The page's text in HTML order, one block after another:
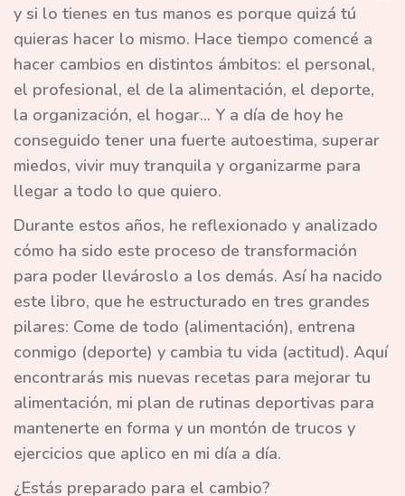
y si lo tienes en tus manos es porque quizá tú
quieras hacer lo mismo. Hace tiempo comencé a
hacer cambios en distintos ámbitos: el personal,
el profesional, el de la alimentación, el deporte,
la organización, el hogar... Y a día de hoy he
conseguido tener una fuerte autoestima, superar
miedos, vivir muy tranquila y organizarme para
llegar a todo lo que quiero.
Durante estos años, he reflexionado y analizado
cómo ha sido este proceso de transformación
para poder llevároslo a los demás. Así ha nacido
este libro, que he estructurado en tres grandes
pilares: Come de todo (alimentación), entrena
conmigo (deporte) y cambia tu vida (actitud). Aquí
encontrarás mis nuevas recetas para mejorar tu
alimentación, mi plan de rutinas deportivas para
mantenerte en forma y un montón de trucos y
ejercicios que aplico en mi día a día.
¿Estás preparado para el cambio?